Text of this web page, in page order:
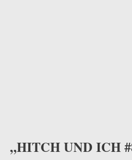
„HITCH UND ICH